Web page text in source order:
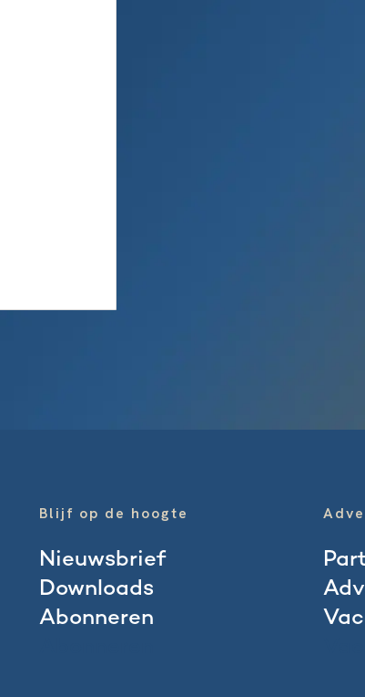
Blijf op de hoogte
Nieuwsbrief
Downloads
Abonneren